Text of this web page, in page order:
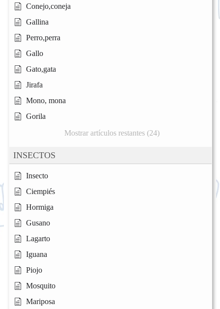
Conejo,coneja
Gallina
Perro,perra
Gallo
Gato,gata
Jirafa
Mono, mona
Gorila
Mostrar artículos restantes (24)
INSECTOS
Insecto
Ciempiés
Hormiga
Gusano
Lagarto
Iguana
Piojo
Mosquito
Mariposa